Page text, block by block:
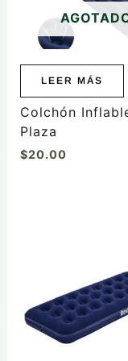
LEER MÁS
Colchón
Plaza
$20.00